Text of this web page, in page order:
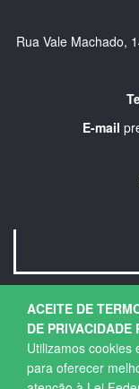
ACEITE DE
DE PRIVACIDADE
Utilizamos cookies
para oferecer
Rua Vale Machado,
E-mail